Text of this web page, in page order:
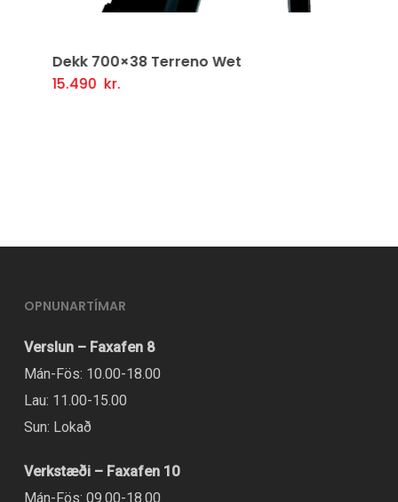
Dekk 700×38 Terreno Wet
15.490 kr.
Setja Í Körfu
OPNUNARTÍMAR
Verslun – Faxafen 8
Mán-Fös: 10.00-18.00
Lau: 11.00-15.00
Sun: Lokað
Verkstæði – Faxafen 10
Mán-Fös: 09.00-18.00